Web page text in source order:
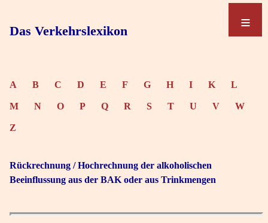
Das Verkehrslexikon ≡
≡
A B C D E F G H I K L
M N O P Q R S T U V W
Z
Rückrechnung / Hochrechnung der alkoholischen
Beeinflussung aus der BAK oder aus Trinkmengen